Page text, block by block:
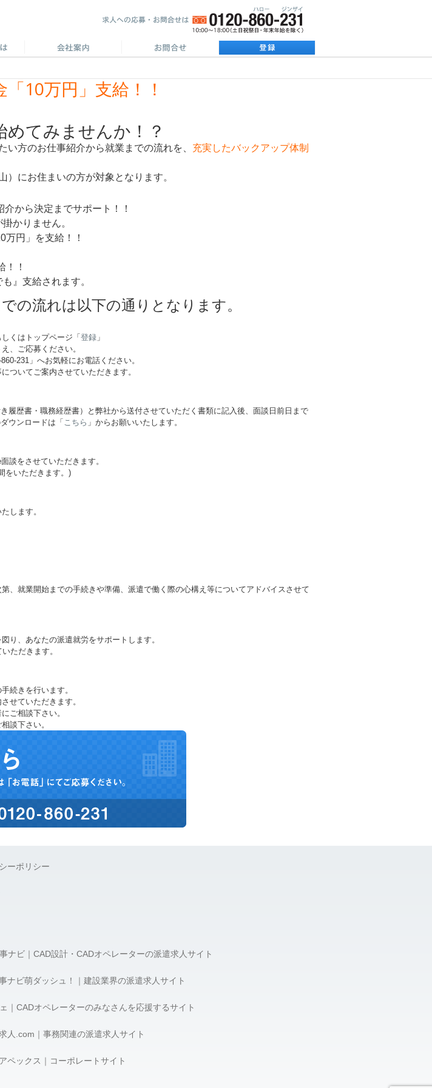
10万円」支給！！
てみませんか！？
方のお仕事紹介から就業までの流れを、 充実したバックアップ体制
にお住まいの方が対象となります。
から決定までサポート！！
かりません。
円」を支給！！
！
』支給されます。
の流れは以下の通りとなります。
くはトップページ「 登録 」
、ご応募ください。
231」へお気軽にお電話ください。
ついてご案内させていただきます。
歴書・職務経歴書）と弊社から送付させていただく書類に記入後、面談日前日まで
ウンロードは「 こちら 」からお願いいたします。
談をさせていただきます。
をいただきます。)
します。
、就業開始までの手続きや準備、派遣で働く際の心構え等についてアドバイスさせて
り、あなたの派遣就労をサポートします。
ただきます。
続きを行います。
せていただきます。
ご相談下さい。
談下さい。
ーポリシー
ナビ｜CAD設計・CADオペレーターの派遣求人サイト
ナビ萌ダッシュ！｜建設業界の派遣求人サイト
｜CADオペレーターのみなさんを応援するサイト
人.com｜事務関連の派遣求人サイト
ペックス｜コーポレートサイト